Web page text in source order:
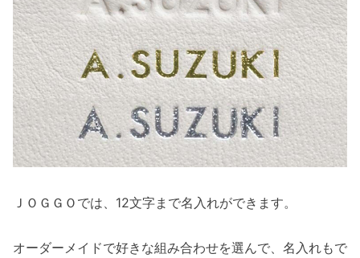
ＪＯＧＧＯでは、12文字まで名入れができます。
オーダーメイドで好きな組み合わせを選んで、名入れもで